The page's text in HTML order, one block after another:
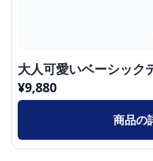
大人可愛いベーシック
¥9,880
商品の